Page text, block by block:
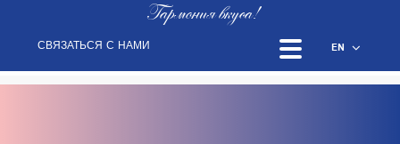
Гармония вкуса!
EN
СВЯЗАТЬСЯ С НАМИ